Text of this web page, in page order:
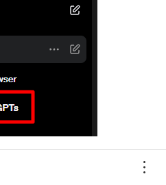
나오는 응용을 실행하는 것을